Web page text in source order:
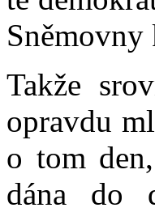
Takže
opravdu
o tom
dána do